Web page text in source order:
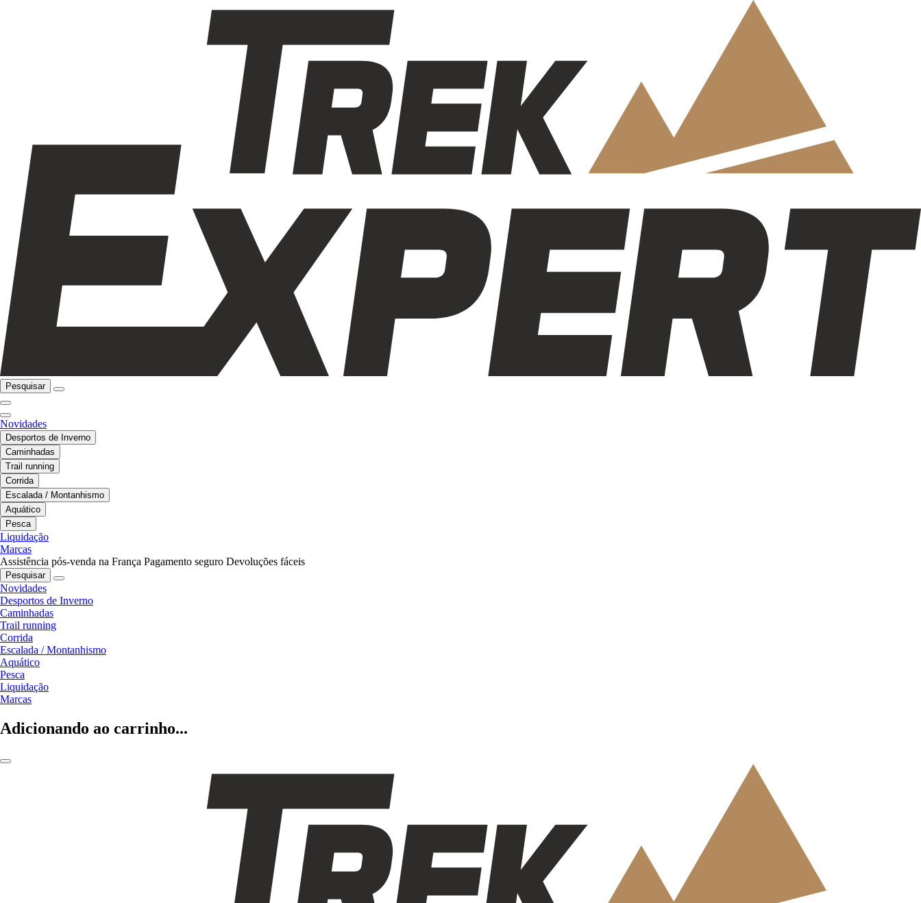
Pesquisar
Novidades
Desportos de Inverno
Caminhadas
Trail running
Corrida
Escalada / Montanhismo
Aquático
Pesca
Liquidação
Marcas
Assistência pós-venda na França Pagamento seguro Devoluções fáceis
Pesquisar
Novidades
Desportos de Inverno
Caminhadas
Trail running
Corrida
Escalada / Montanhismo
Aquático
Pesca
Liquidação
Marcas
Adicionando ao carrinho...